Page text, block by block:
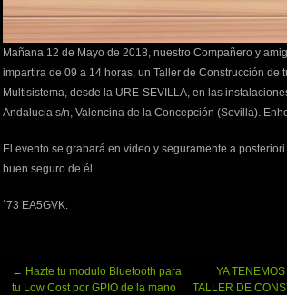
Mañana 12 de Mayo de 2018, nuestro Compañero y
impartira de 09 a 14 horas, un Taller de Construcción de
Multisistema, desde la URE-SEVILLA, en las
Andalucia s/n, Valencina de la Concepción (Sevilla).
El evento se grabará en video y seguramente a
buen seguro de él.
´73 EA5GVK.
Navegación
de
← Hazte tu modulo Bluetooth para
tu Low Cost por GPIO de la mano
YA
TALLER DE